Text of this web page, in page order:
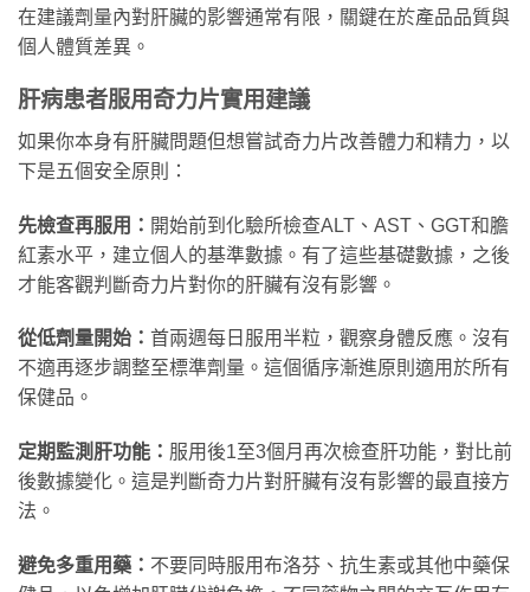
在建議劑量內對肝臟的影響通常有限，關鍵在於產品品質與
個人體質差異。
肝病患者服用奇力片實用建議
如果你本身有肝臟問題但想嘗試奇力片改善體力和精力，以
下是五個安全原則：
先檢查再服用： 開始前到化驗所檢查ALT、AST、GGT和膽
紅素水平，建立個人的基準數據。有了這些基礎數據，之後
才能客觀判斷奇力片對你的肝臟有沒有影響。
從低劑量開始： 首兩週每日服用半粒，觀察身體反應。沒有
不適再逐步調整至標準劑量。這個循序漸進原則適用於所有
保健品。
定期監測肝功能： 服用後1至3個月再次檢查肝功能，對比前
後數據變化。這是判斷奇力片對肝臟有沒有影響的最直接方
法。
避免多重用藥： 不要同時服用布洛芬、抗生素或其他中藥保